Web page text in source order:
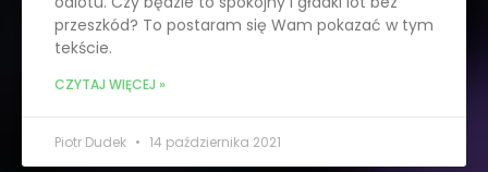
przeszkód? To postaram się Wam pokazać w tym
tekście.
CZYTAJ WIĘCEJ »
Piotr Dudek 14 października 2021